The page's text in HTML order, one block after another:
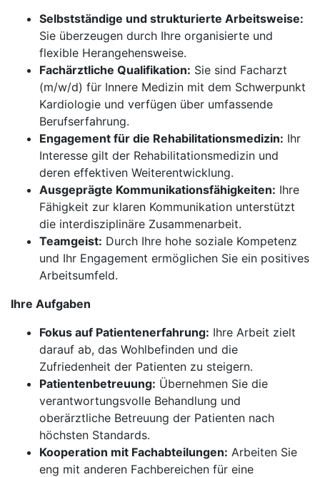
Selbstständige und strukturierte Arbeitsweise:
Sie überzeugen durch Ihre organisierte und
flexible Herangehensweise.
Fachärztliche Qualifikation: Sie sind Facharzt
(m/w/d) für Innere Medizin mit dem Schwerpunkt
Kardiologie und verfügen über umfassende
Berufserfahrung.
Engagement für die Rehabilitationsmedizin: Ihr
Interesse gilt der Rehabilitationsmedizin und
deren effektiven Weiterentwicklung.
Ausgeprägte Kommunikationsfähigkeiten: Ihre
Fähigkeit zur klaren Kommunikation unterstützt
die interdisziplinäre Zusammenarbeit.
Teamgeist: Durch Ihre hohe soziale Kompetenz
und Ihr Engagement ermöglichen Sie ein positives
Arbeitsumfeld.
Ihre Aufgaben
Fokus auf Patientenerfahrung: Ihre Arbeit zielt
darauf ab, das Wohlbefinden und die
Zufriedenheit der Patienten zu steigern.
Patientenbetreuung: Übernehmen Sie die
verantwortungsvolle Behandlung und
oberärztliche Betreuung der Patienten nach
höchsten Standards.
Kooperation mit Fachabteilungen: Arbeiten Sie
eng mit anderen Fachbereichen für eine